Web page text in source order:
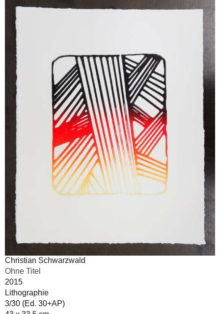
Christian Schwarzwald
Ohne Titel
2015
Lithographie
3/30 (Ed. 30+AP)